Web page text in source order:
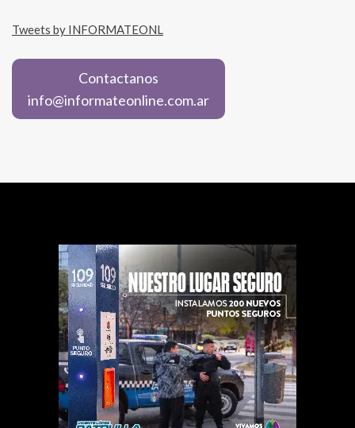
Tweets by INFORMATEONL
Contactanos
info@informateonline.com.ar